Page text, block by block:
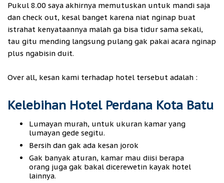
Pukul 8.00 saya akhirnya memutuskan untuk mandi saja
dan check out, kesal banget karena niat nginap buat
istrahat kenyataannya malah ga bisa tidur sama sekali,
tau gitu mending langsung pulang gak pakai acara nginap
plus ngabisin duit.
Over all, kesan kami terhadap hotel tersebut adalah :
Kelebihan Hotel Perdana Kota Batu
Lumayan murah, untuk ukuran kamar yang
lumayan gede segitu.
Bersih dan gak ada kesan jorok
Gak banyak aturan, kamar mau diisi berapa
orang juga gak bakal dicerewetin kayak hotel
lainnya.